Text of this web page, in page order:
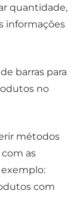
quantidade,
informações
barras para
no
métodos
as
com